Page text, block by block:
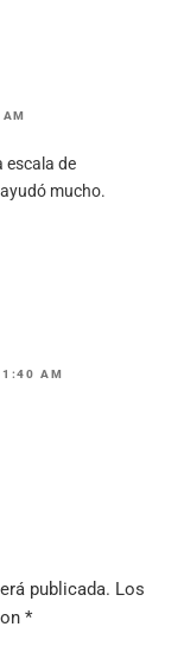
escala de
mucho.
AM
publicada. Los
*